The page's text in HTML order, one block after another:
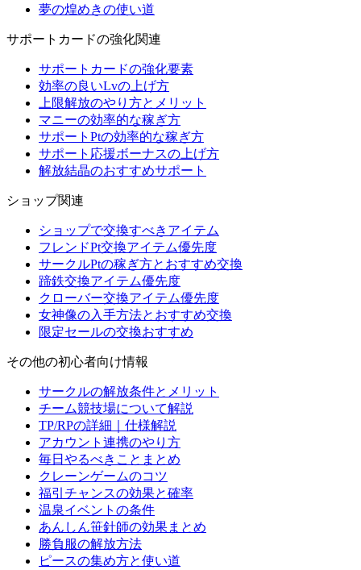
夢の煌めきの使い道
サポートカードの強化関連
サポートカードの強化要素
効率の良いLvの上げ方
上限解放のやり方とメリット
マニーの効率的な稼ぎ方
サポートPtの効率的な稼ぎ方
サポート応援ボーナスの上げ方
解放結晶のおすすめサポート
ショップ関連
ショップで交換すべきアイテム
フレンドPt交換アイテム優先度
サークルPtの稼ぎ方とおすすめ交換
蹄鉄交換アイテム優先度
クローバー交換アイテム優先度
女神像の入手方法とおすすめ交換
限定セールの交換おすすめ
その他の初心者向け情報
サークルの解放条件とメリット
チーム競技場について解説
TP/RPの詳細｜仕様解説
アカウント連携のやり方
毎日やるべきことまとめ
クレーンゲームのコツ
福引チャンスの効果と確率
温泉イベントの条件
あんしん笹針師の効果まとめ
勝負服の解放方法
ピースの集め方と使い道